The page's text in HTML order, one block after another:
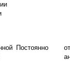
Постоянно